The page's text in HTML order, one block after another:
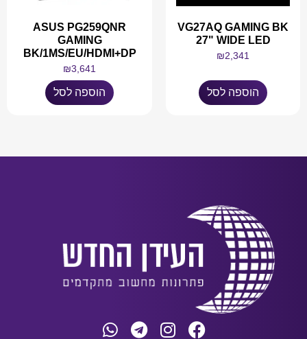
VG27AQ GAMING BK
27" WIDE LED
₪2,341
הוספה לסל
ASUS PG259QNR
GAMING
BK/1MS/EU/HDMI+DP
₪3,641
הוספה לסל